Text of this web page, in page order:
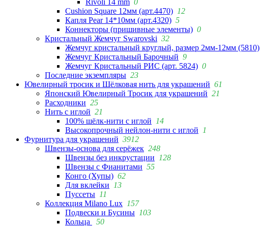
Cushion Square 12мм (арт.4470) 12
Капля Pear 14*10мм (арт.4320) 5
Коннекторы (пришивные элементы) 0
Кристальный Жемчуг Swarovski 32
Жемчуг кристальный круглый, размер 2мм-12мм (5810)
Жемчуг Кристальный Барочный 9
Жемчуг Кристальный РИС (арт. 5824) 0
Последние экземпляры 23
Ювелирный тросик и Шёлковая нить для украшений 61
Японский Ювелирный Тросик для украшений 21
Расходники 25
Нить с иглой 21
100% шёлк-нити с иглой
14
Высокопрочный нейлон-нити с иглой
1
Фурнитура для украшений 3912
Швензы-основа для серёжек 248
Швензы без инкрустации
128
Швензы с Фианитами 55
Конго (Хупы) 62
Для вклейки
13
Пуссеты 11
Коллекция Milano Lux 157
Подвески и Бусины 103
Кольца
50